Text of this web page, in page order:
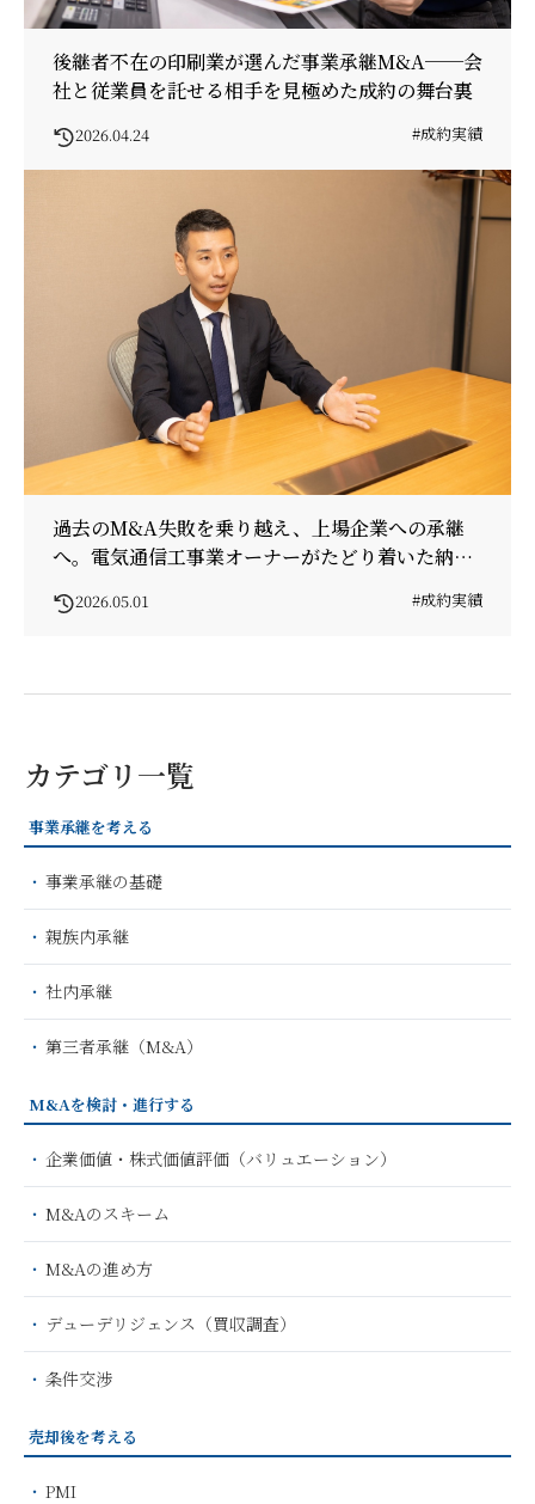
後継者不在の印刷業が選んだ事業承継M&A──会
社と従業員を託せる相手を見極めた成約の舞台裏
2026.04.24 #成約実績
過去のM&A失敗を乗り越え、上場企業への承継
へ。電気通信工事業オーナーがたどり着いた納得
2026.05.01 #成約実績
カテゴリ一覧
事業承継を考える
事業承継の基礎
親族内承継
社内承継
第三者承継（M&A）
M&Aを検討・進行する
企業価値・株式価値評価（バリュエーション）
M&Aのスキーム
M&Aの進め方
デューデリジェンス（買収調査）
条件交渉
売却後を考える
PMI